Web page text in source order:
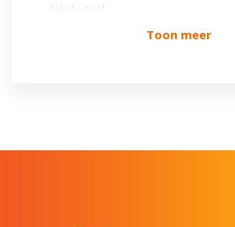
lokale taal
EAN/GTIN-barcodes voor
Toon meer